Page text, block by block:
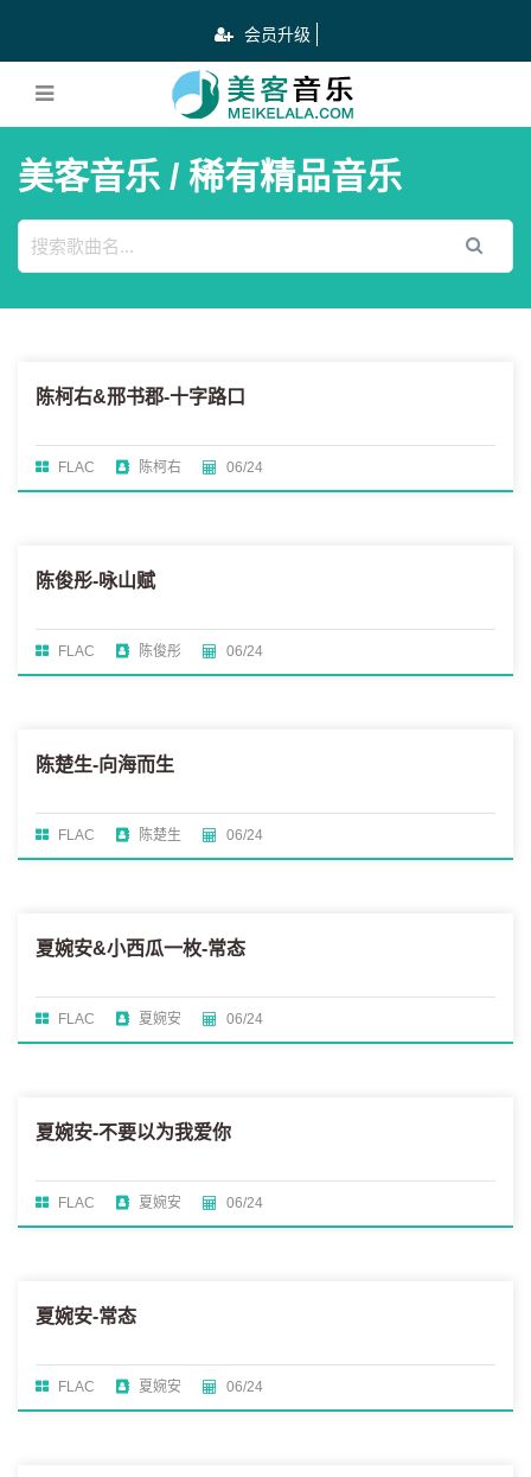
会员升级
美客音乐 / 稀有精品音乐
陈柯右&邢书郡-十字路口
FLAC 陈柯右 06/24
陈俊彤-咏山赋
FLAC 陈俊彤 06/24
陈楚生-向海而生
FLAC 陈楚生 06/24
夏婉安&小西瓜一枚-常态
FLAC 夏婉安 06/24
夏婉安-不要以为我爱你
FLAC 夏婉安 06/24
夏婉安-常态
FLAC 夏婉安 06/24